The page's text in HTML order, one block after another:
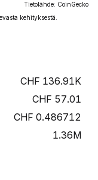
Tietolähde: CoinGecko
kehityksestä.
136.91K
57.01
0.486712
1.36M